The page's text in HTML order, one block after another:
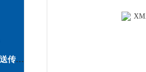
热电阻热电偶一体化温度变送传感器系列